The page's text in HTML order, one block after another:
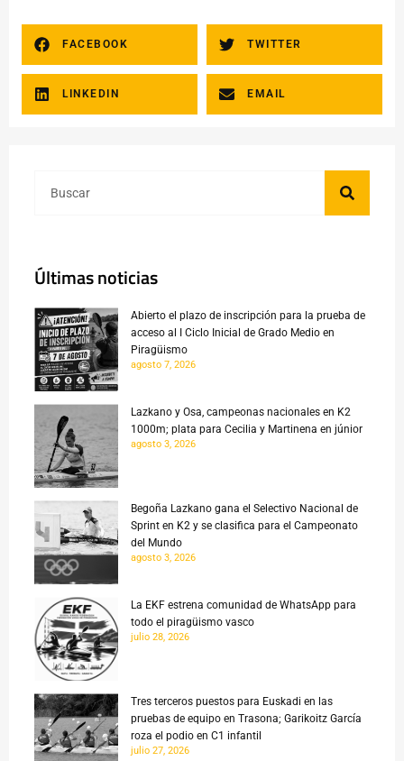
FACEBOOK TWITTER
LINKEDIN EMAIL
Últimas noticias
Abierto el plazo de inscripción para la prueba de
acceso al I Ciclo Inicial de Grado Medio en
Piragüismo
agosto 7, 2026
Lazkano y Osa, campeonas nacionales en K2
1000m; plata para Cecilia y Martinena en júnior
agosto 3, 2026
Begoña Lazkano gana el Selectivo Nacional de
Sprint en K2 y se clasifica para el Campeonato
del Mundo
agosto 3, 2026
La EKF estrena comunidad de WhatsApp para
todo el piragüismo vasco
julio 28, 2026
Tres terceros puestos para Euskadi en las
pruebas de equipo en Trasona; Garikoitz García
roza el podio en C1 infantil
julio 27, 2026